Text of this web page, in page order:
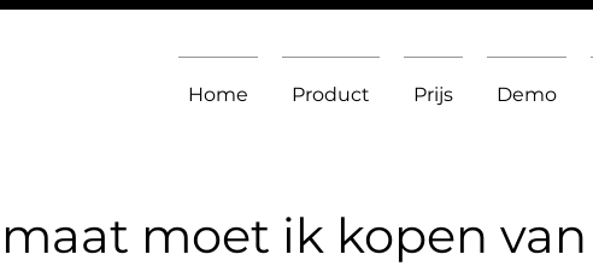
Home Product Prijs Demo
moet ik kopen van